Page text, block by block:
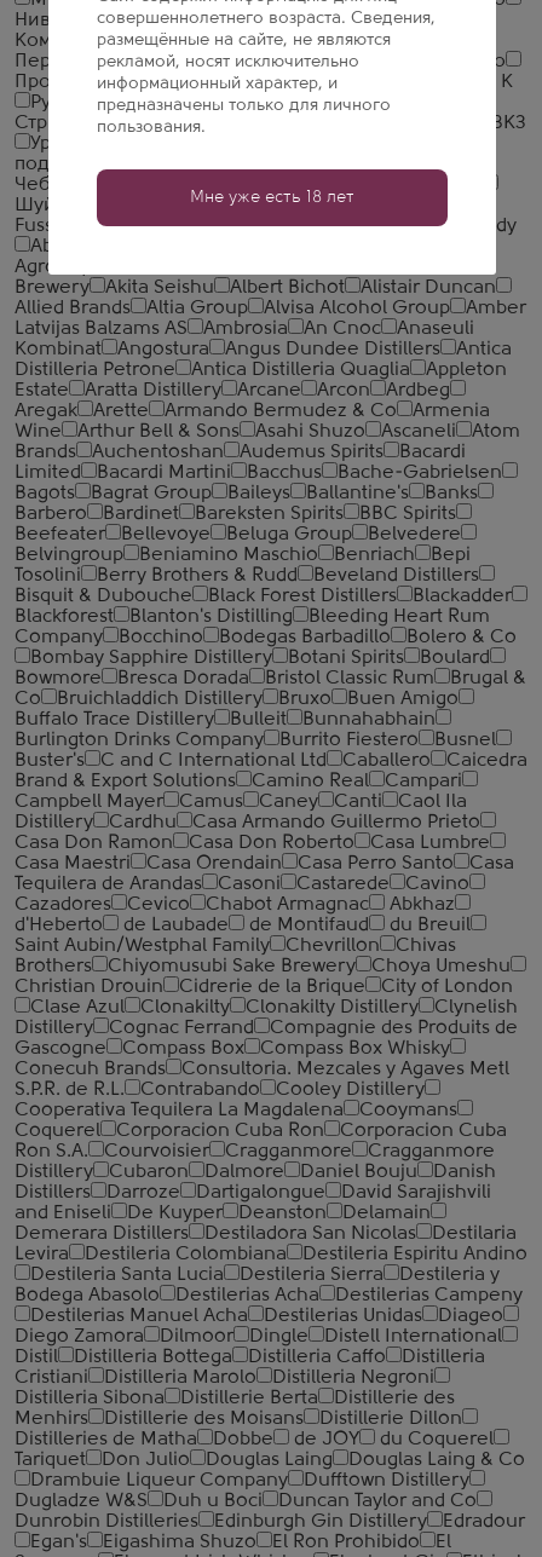
Нива
Новокубанское
Объединенная Водочная
Компания
ООО ССБ
Опытный завод НИВА
Первомайский
Первый Купажный Завод
Пермалко
Прошянский Коньячный Завод
Радамир
Родник и К
Русский стандарт
Сиббиттер
Смирнов
Стрижамент
Ташкентвино
Тираспольский ВКЗ
Уржумский СВЗ
подвалы
Чебоксарский ЛВЗ
Шуйская водка
Ярославский ЛВЗ 327 Spirits
Fussigny
A. H. Riise Spirits A.E. Dor Cognac
Aberfeldy
Aberlour Distillery
Agrotequilera de Jalisco
Brewery
Akita Seishu Albert Bichot
Alistair Duncan
Allied Brands
Altia Group Alvisa Alcohol Group
Amber
Latvijas Balzams AS
Ambrosia An Cnoc
Anaseuli
Kombinat
Angostura Angus Dundee Distillers
Antica
Distilleria Petrone
Antica Distilleria Quaglia
Appleton
Estate
Aratta Distillery Arcane Arcon
Ardbeg
Aregak
Arette Armando Bermudez & Co
Armenia
Wine
Arthur Bell & Sons Asahi Shuzo Ascaneli
Atom
Brands
Auchentoshan Audemus Spirits
Bacardi
Limited
Bacardi Martini Bacchus
Bache-Gabrielsen
Bagots
Bagrat Group Baileys Ballantine's
Banks
Barbero
Bardinet Bareksten Spirits
BBC Spirits
Beefeater
Bellevoye Beluga Group
Belvedere
Belvingroup
Beniamino Maschio Benriach
Bepi
Tosolini
Berry Brothers & Rudd
Beveland Distillers
Bisquit & Dubouche
Black Forest Distillers
Blackadder
Blackforest
Blanton's Distilling
Bleeding Heart Rum
Company
Bocchino Bodegas Barbadillo
Bolero & Co
Bombay Sapphire Distillery
Botani Spirits
Boulard
Bowmore
Bresca Dorada Bristol Classic Rum
Brugal &
Co
Bruichladdich Distillery Bruxo
Buen Amigo
Buffalo Trace Distillery
Bulleit
Bunnahabhain
Burlington Drinks Company
Burrito Fiestero
Busnel
Buster's
C and C International Ltd Caballero
Caicedra
Brand & Export Solutions
Camino Real
Campari
Campbell Mayer
Camus Caney Canti
Caol Ila
Distillery
Cardhu
Casa Armando Guillermo Prieto
Casa Don Ramon
Casa Don Roberto
Casa Lumbre
Casa Maestri
Casa Orendain Casa Perro Santo
Casa
Tequilera de Arandas
Casoni Castarede
Cavino
Cazadores
Cevico Chabot Armagnac
Abkhaz
d'Heberto
de Laubade de Montifaud
du Breuil
Saint Aubin/Westphal Family
Chevrillon
Chivas
Brothers
Chiyomusubi Sake Brewery
Choya Umeshu
Christian Drouin
Cidrerie de la Brique
City of London
Clase Azul
Clonakilty Clonakilty Distillery
Clynelish
Distillery
Cognac Ferrand
Compagnie des Produits de
Gascogne
Compass Box
Compass Box Whisky
Conecuh Brands
Consultoria. Mezcales y Agaves Metl
S.P.R. de R.L.
Contrabando
Cooley Distillery
Cooperativa Tequilera La Magdalena
Cooymans
Coquerel
Corporacion Cuba Ron
Corporacion Cuba
Ron S.A.
Courvoisier Cragganmore
Cragganmore
Distillery
Cubaron Dalmore Daniel Bouju
Danish
Distillers
Darroze Dartigalongue
David Sarajishvili
and Eniseli
De Kuyper Deanston
Delamain
Demerara Distillers
Destiladora San Nicolas
Destilaria
Levira
Destileria Colombiana
Destileria Espiritu Andino
Destileria Santa Lucia
Destileria Sierra
Destileria y
Bodega Abasolo
Destilerias Acha
Destilerias Campeny
Destilerias Manuel Acha
Destilerias Unidas
Diageo
Diego Zamora
Dilmoor Dingle
Distell International
Distil
Distilleria Bottega Distilleria Caffo
Distilleria
Cristiani
Distilleria Marolo
Distilleria Negroni
Distilleria Sibona
Distillerie Berta
Distillerie des
Menhirs
Distillerie des Moisans
Distillerie Dillon
Distilleries de Matha
Dobbe de JOY
du Coquerel
Tariquet
Don Julio Douglas Laing
Douglas Laing & Co
Drambuie Liqueur Company
Dufftown Distillery
Dugladze W&S
Duh u Boci
Duncan Taylor and Co
Dunrobin Distilleries
Edinburgh Gin Distillery
Edradour
Egan's
Eigashima Shuzo El Ron Prohibido
El
совершеннолетнего возраста. Сведения,
размещённые на сайте, не являются
рекламой, носят исключительно
информационный характер, и
предназначены только для личного
пользования.
Мне уже есть 18 лет